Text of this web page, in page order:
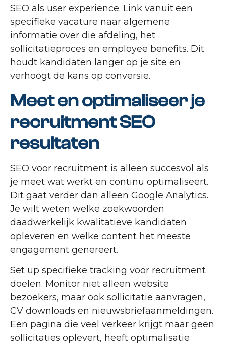
SEO als user experience. Link vanuit een
specifieke vacature naar algemene
informatie over die afdeling, het
sollicitatieproces en employee benefits. Dit
houdt kandidaten langer op je site en
verhoogt de kans op conversie.
Meet en optimaliseer je
recruitment SEO
resultaten
SEO voor recruitment is alleen succesvol als
je meet wat werkt en continu optimaliseert.
Dit gaat verder dan alleen Google Analytics.
Je wilt weten welke zoekwoorden
daadwerkelijk kwalitatieve kandidaten
opleveren en welke content het meeste
engagement genereert.
Set up specifieke tracking voor recruitment
doelen. Monitor niet alleen website
bezoekers, maar ook sollicitatie aanvragen,
CV downloads en nieuwsbriefaanmeldingen.
Een pagina die veel verkeer krijgt maar geen
sollicitaties oplevert, heeft optimalisatie